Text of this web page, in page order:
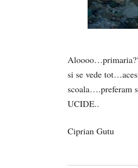
si se vede
scoala….preferam
UCIDE..
Ciprian Gutu